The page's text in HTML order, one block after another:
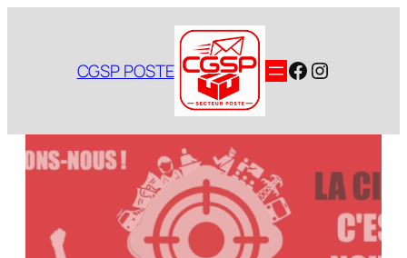
CGSP POSTE Facebook
Instagram